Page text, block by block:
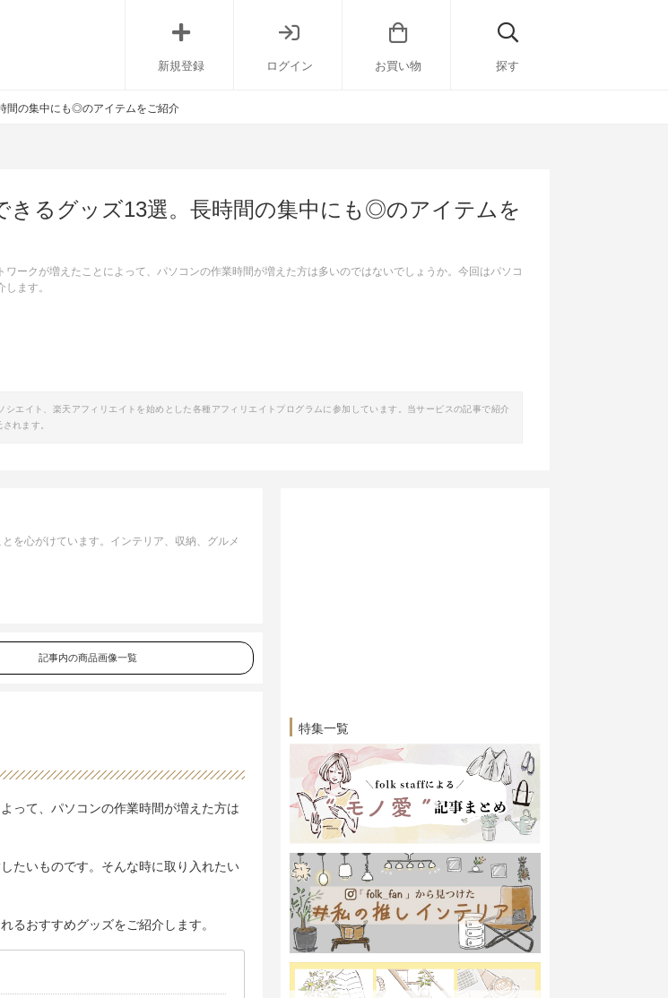
新規登録 ログイン お買い物 探す
間の集中にも◎のアイテムをご紹介
きるグッズ13選。長時間の集中にも◎のアイテムを
ークが増えたことによって、パソコンの作業時間が増えた方は多いのではないでしょうか。今回はパソコ
ます。
エイト、楽天アフィリエイトを始めとした各種アフィリエイトプログラムに参加しています。当サービスの記事で紹介
れます。
を心がけています。インテリア、収納、グルメ
記事内の商品画像一覧
って、パソコンの作業時間が増えた方は
たいものです。そんな時に取り入れたい
るおすすめグッズをご紹介します。
特集一覧